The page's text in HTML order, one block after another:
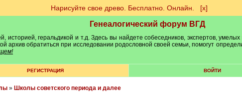
Нарисуйте свое древо. Бесплатно. Онлайн. [х]
Генеалогический форум ВГД
геральдикой и т.д. Здесь вы найдете собеседников, экспертов,
архив обратиться при исследовании родословной своей семьи, помогут
РЕГИСТРАЦИЯ ВОЙТИ
» Школы советского периода и далее